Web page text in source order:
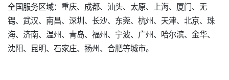
全国服务区域：重庆、成都、汕头、太原、上海、厦门、无
锡、武汉、南昌、深圳、长沙、东莞、杭州、天津、北京、珠
海、济南、温州、青岛、福州、宁波、广州、哈尔滨、金华、
沈阳、昆明、石家庄、扬州、合肥等城市。